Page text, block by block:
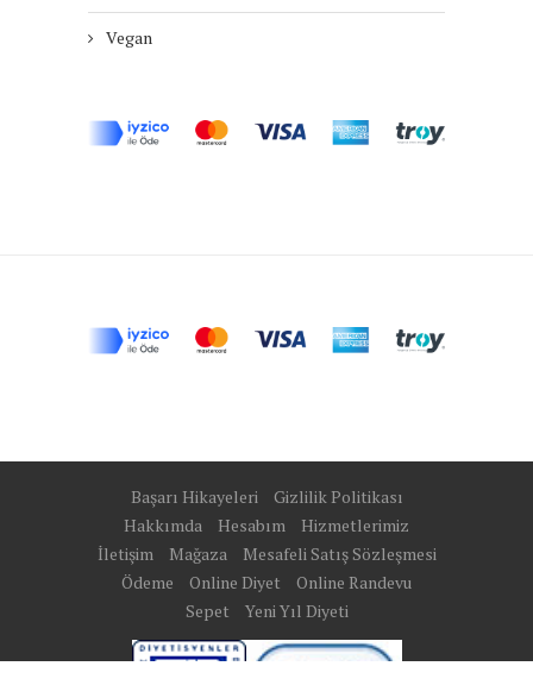
Vegan
Başarı Hikayeleri
Gizlilik Politikası
Hakkımda
Hesabım
Hizmetlerimiz
İletişim
Mağaza
Mesafeli Satış Sözleşmesi
Ödeme
Online Diyet
Online Randevu
Sepet
Yeni Yıl Diyeti